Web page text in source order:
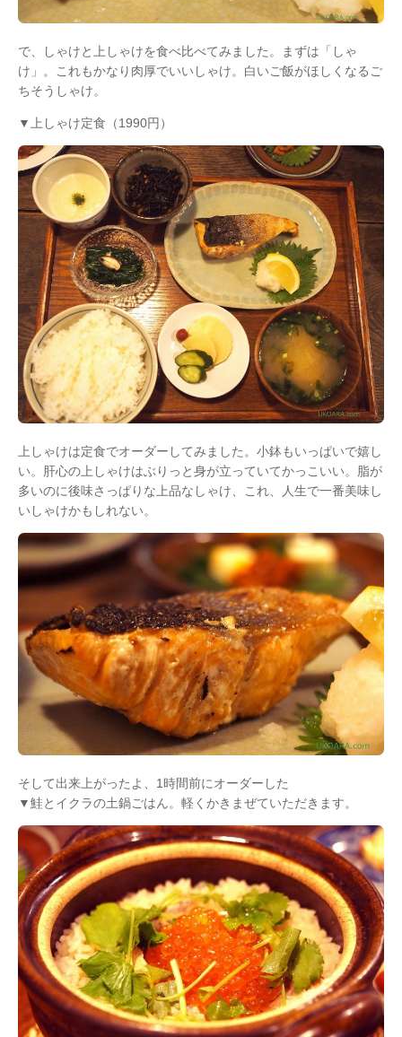
で、しゃけと上しゃけを食べ比べてみました。まずは「しゃ
け」。これもかなり肉厚でいいしゃけ。白いご飯がほしくなるご
ちそうしゃけ。
▼上しゃけ定食（1990円）
上しゃけは定食でオーダーしてみました。小鉢もいっぱいで嬉し
い。肝心の上しゃけはぶりっと身が立っていてかっこいい。脂が
多いのに後味さっぱりな上品なしゃけ、これ、人生で一番美味し
いしゃけかもしれない。
そして出来上がったよ、1時間前にオーダーした
▼鮭とイクラの土鍋ごはん。軽くかきまぜていただきます。